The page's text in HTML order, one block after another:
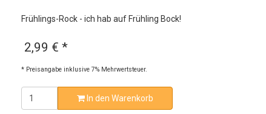
Frühlings-Rock - ich hab auf Frühling Bock!
2,99 € *
* Preisangabe inklusive 7% Mehrwertsteuer.
In den Warenkorb